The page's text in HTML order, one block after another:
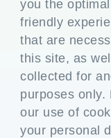
you the
friendly
that are
this site, as
collected for
purposes only.
our use of
your personal
Siedziba
P.O. Vasind,
Maharashtra Indie
+91-22-